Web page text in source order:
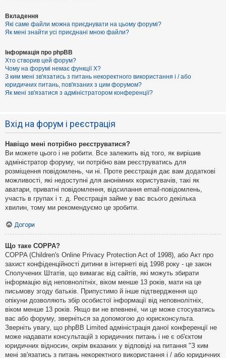
Вкладення
Які саме файли можна приєднувати на цьому форумі?
Як мені знайти усі приєднані мною файли?
Інформація про phpBB
Хто створив цей форум?
Чому на форумі немає функції X?
З ким мені зв'язатись з питань некоректного використання і / або
юридичних питань, пов'язаних з цим форумом?
Як мені зв'язатися з адміністратором конференції?
Вхід на форум і реєстрація
Навіщо мені потрібно реєструватися?
Ви можете цього і не робити. Все залежить від того, як вирішив
адміністратор форуму, чи потрібно вам реєструватись для
розміщення повідомлень, чи ні. Проте реєстрація дає вам додаткові
можливості, які недоступні для анонімних користувачів, такі як
аватари, приватні повідомлення, відсилання email-повідомлень,
участь в групах і т. д. Реєстрація займе у вас всього декілька
хвилин, тому ми рекомендуємо це зробити.
Догори
Що таке COPPA?
COPPA (Children's Online Privacy Protection Act of 1998), або Акт про
захист конфіденційності дитини в інтернеті від 1998 року - це закон
Сполучених Штатів, що вимагає від сайтів, які можуть збирати
інформацію від неповнолітніх, віком менше 13 років, мати на це
письмову згоду батьків. Припустимо й інше підтвердження що
опікуни дозволяють збір особистої інформації від неповнолітніх,
віком менше 13 років. Якщо ви не впевнені, чи це може стосуватись
вас або форуму, зверніться за допомогою до юрисконсульта.
Зверніть увагу, що phpBB Limited адміністрація даної конференції не
може надавати консультацій з юридичних питань і не є об'єктом
юридичних відносин, окрім вказаних у відповіді на питання "З ким
мені зв'язатись з питань некоректного використання і / або юридичних